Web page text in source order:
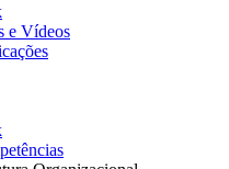
e Vídeos